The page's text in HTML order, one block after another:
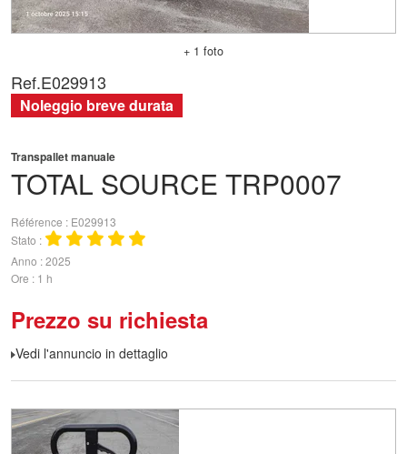
+ 1 foto
TOTAL SOURCE TRP0007
Transpallet manuale
Référence
E029913
Stato
Anno 2025
Ore
1 h
Prezzo su richiesta
Vedi l'annuncio in dettaglio
Ref.E029913
Noleggio breve durata